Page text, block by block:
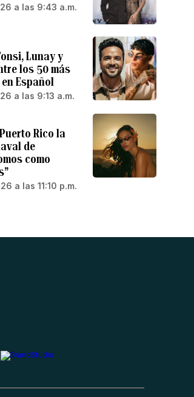
a las 9:43 a.m.
Lunay y
los 50 más
Español
a las 9:13 a.m.
Rico la
de
como
a las 11:10 p.m.